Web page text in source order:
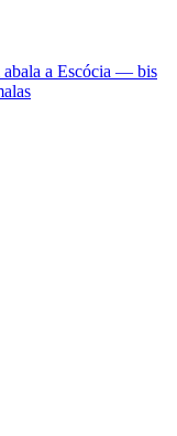
abala a Escócia — bis